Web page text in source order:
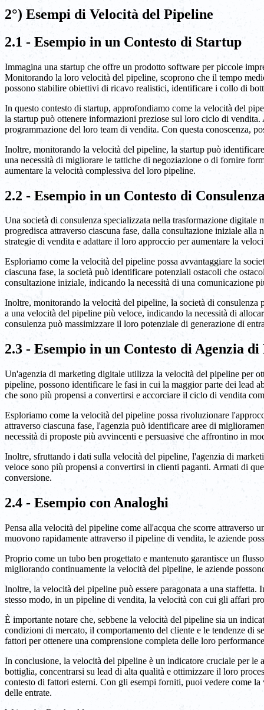
2°) Esempi di Velocità del Pipeline
2.1 - Esempio in un Contesto di Startup
Immagina una startup che offre un prodotto software per piccole
Monitorando la loro velocità del pipeline, scoprono che il tempo
possono stabilire obiettivi di ricavo realistici, identificare i collo di
In questo contesto di startup, approfondiamo come la velocità del
la startup può ottenere informazioni preziose sul loro ciclo di
programmazione del loro team di vendita. Con questa conoscenza,
Inoltre, monitorando la velocità del pipeline, la startup può
una necessità di migliorare le tattiche di negoziazione o di fornire
aumentare la velocità complessiva del loro pipeline.
2.2 - Esempio in un Contesto di
Una società di consulenza specializzata nella trasformazione
progredisca attraverso ciascuna fase, dalla consultazione iniziale
strategie di vendita e adattare il loro approccio per aumentare la
Esploriamo come la velocità del pipeline possa avvantaggiare la
ciascuna fase, la società può identificare potenziali ostacoli che
consultazione iniziale, indicando la necessità di una comunicazione
Inoltre, monitorando la velocità del pipeline, la società di
a una velocità del pipeline più veloce, indicando la necessità di
consulenza può massimizzare il loro potenziale di generazione di
2.3 - Esempio in un Contesto di Agenzia
Un'agenzia di marketing digitale utilizza la velocità del pipeline per
pipeline, possono identificare le fasi in cui la maggior parte dei lead
che sono più propensi a convertirsi e accorciare il ciclo di vendita
Esploriamo come la velocità del pipeline possa rivoluzionare
attraverso ciascuna fase, l'agenzia può identificare aree di
necessità di proposte più avvincenti e persuasive che affrontino in
Inoltre, sfruttando i dati sulla velocità del pipeline, l'agenzia di
veloce sono più propensi a convertirsi in clienti paganti. Armati di
conversione.
2.4 - Esempio con Analoghi
Pensa alla velocità del pipeline come all'acqua che scorre
muovono rapidamente attraverso il pipeline di vendita, le aziende
Proprio come un tubo ben progettato e mantenuto garantisce un
migliorando continuamente la velocità del pipeline, le aziende
Inoltre, la velocità del pipeline può essere paragonata a una
stesso modo, in un pipeline di vendita, la velocità con cui gli affari
È importante notare che, sebbene la velocità del pipeline sia un
condizioni di mercato, il comportamento del cliente e le tendenze di
fattori per ottenere una comprensione completa delle loro
In conclusione, la velocità del pipeline è un indicatore cruciale per
bottiglia, concentrarsi su lead di alta qualità e ottimizzare il loro
contesto di fattori esterni. Con gli esempi forniti, puoi vedere come
delle entrate.